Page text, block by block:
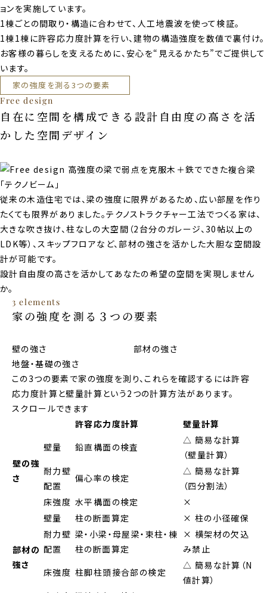
ョンを実施しています。
1棟ごとの間取り・構造に合わせて、⼈⼯地震波を使って検証。
1棟1棟に許容応⼒度計算を⾏い、建物の構造強度を数値で裏付け。
お客様の暮らしを⽀えるために、安⼼を“⾒えるかたち”でご提供して
います。
家の強度を測る3つの要素
Free design
自在に空間を構成できる 設計自由度の高さを活
かした 空間デザイン
従来の木造住宅では、梁の強度に限界があるため、広い部屋を作り
たくても限界がありました。テクノストラクチャー工法でつくる家は、
大きな吹き抜け、柱なしの大空間（2台分のガレージ、30帖以上の
LDK等）、スキップフロアなど、部材の強さを活かした大胆な空間設
計が可能です。
設計自由度の高さを活かしてあなたの希望の空間を実現しません
か。
3 elements
家の強度を測る３つの要素
壁の強さ
部材の強さ
地盤・基礎の強さ
この3つの要素で家の強度を測り、 これらを確認するには許容
応力度計算と壁量計算という2つの計算方法があります。
スクロールできます
許容応力度計算
壁量計算
壁の強
さ
壁量 鉛直構面の検査
△ 簡易な計算
（壁量計算）
耐力壁
配置
偏心率の検定
△ 簡易な計算
（四分割法）
床強度 水平構面の検定 ×
部材の
強さ
壁量 柱の断面算定
× 柱の小径確保
耐力壁
配置
梁・小梁・母屋梁・束柱・棟
柱の断面算定
× 横架材の欠込
み禁止
床強度 柱脚柱頭接合部の検定
△ 簡易な計算（N
値計算）